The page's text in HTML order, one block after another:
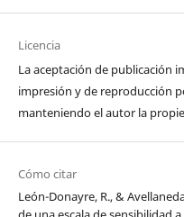
Licencia
La aceptación de publicación
impresión y de reproducción
manteniendo el autor la
Cómo citar
León-Donayre, R., &